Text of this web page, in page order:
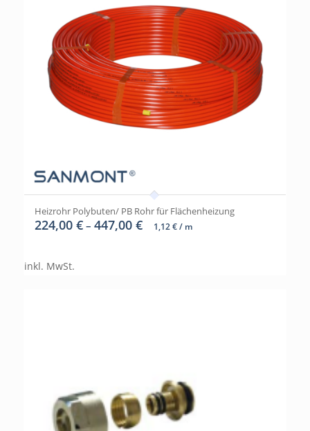
Heizrohr Polybuten/ PB Rohr für Flächenheizung
224,00 €– 447,00 € 1,12€/ m
inkl. MwSt.